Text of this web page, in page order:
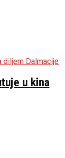
u kina